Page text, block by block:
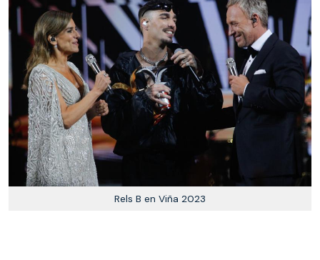
Rels B en Viña 2023